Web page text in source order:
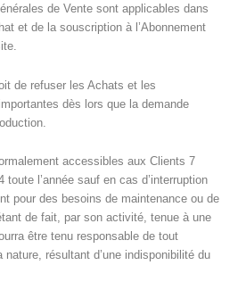
de Vente sont applicables dans
et de la souscription à l’Abonnement
de refuser les Achats et les
dès lors que la demande
accessibles aux Clients 7
l’année sauf en cas d’interruption
pour des besoins de maintenance ou de
de fait, par son activité, tenue à une
être tenu responsable de tout
nature, résultant d’une indisponibilité du